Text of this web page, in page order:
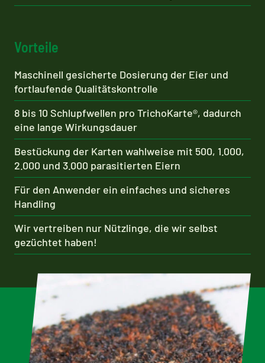
Vorteile
Maschinell gesicherte Dosierung der Eier und
fortlaufende Qualitätskontrolle
8 bis 10 Schlupfwellen pro TrichoKarte®, dadurch
eine lange Wirkungsdauer
Bestückung der Karten wahlweise mit 500, 1.000,
2.000 und 3.000 parasitierten Eiern
Für den Anwender ein einfaches und sicheres
Handling
Wir vertreiben nur Nützlinge, die wir selbst
gezüchtet haben!